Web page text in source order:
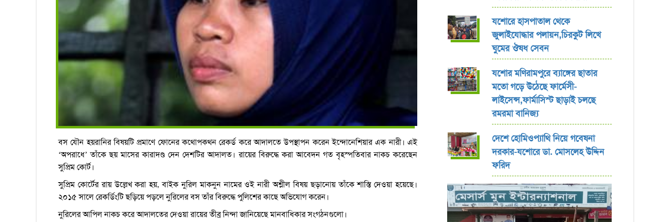
বস যৌন হয়রানির বিষয়টি প্রমাণে ফোনের কথোপকথন রেকর্ড করে আদালতে উপস্থাপন করেন ইন্দোনেশিয়ার এক নারী। এই
‘অপরাধে’ তাঁকে ছয় মাসের কারাদণ্ড দেন দেশটির আদালত। রায়ের বিরুদ্ধে করা আবেদন গত বৃহস্পতিবার নাকচ করেছেন
সুপ্রিম কোর্ট।
সুপ্রিম কোর্টের রায় উল্লেখ করা হয়, বাইক নুরিল মাকনুন নামের ওই নারী অশ্লীল বিষয় ছড়ানোয় তাঁকে শাস্তি দেওয়া হয়েছে।
২০১৫ সালে রেকর্ডিংটি ছড়িয়ে পড়লে নুরিলের বস তাঁর বিরুদ্ধে পুলিশের কাছে অভিযোগ করেন।
নুরিলের আপিল নাকচ করে আদালতের দেওয়া রায়ের তীব্র নিন্দা জানিয়েছে মানবাধিকার সংগঠনগুলো।
যশোরে হাসপাতাল থেকে
জুলাইযোদ্ধার পলায়ন,চিরকুট লিখে
ঘুমের ঔষধ সেবন
যশোর ‎মণিরামপুরে ব্যাঙ্গের ছাতার
মতো গড়ে উঠেছে ফার্মেসী-
লাইসেন্স,ফার্মাসিস্ট ছাড়াই চলছে
রমরমা বানিজ্য ‎
দেশে হোমিওপ্যাথি নিয়ে গবেষনা
দরকার-যশোরে ডা. মোসলেহ উদ্দিন
ফরিদ